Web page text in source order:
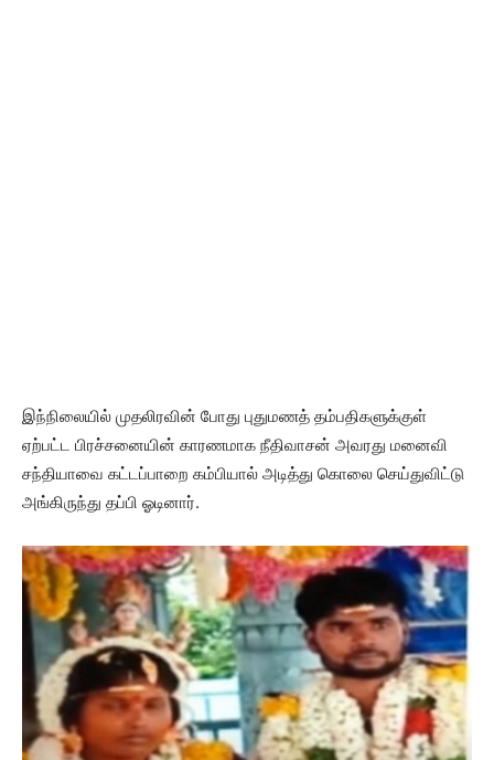
இந்நிலையில் முதலிரவின் போது புதுமணத் தம்பதிகளுக்குள்
ஏற்பட்ட பிரச்சனையின் காரணமாக நீதிவாசன் அவரது மனைவி
சந்தியாவை கட்டப்பாறை கம்பியால் அடித்து கொலை செய்துவிட்டு
அங்கிருந்து தப்பி ஓடினார்.